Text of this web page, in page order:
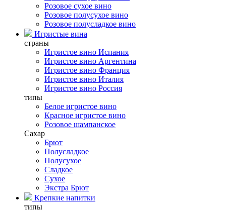
Розовое сухое вино
Розовое полусухое вино
Розовое полусладкое вино
Игристые вина
страны
Игристое вино Испания
Игристое вино Аргентина
Игристое вино Франция
Игристое вино Италия
Игристое вино Россия
типы
Белое игристое вино
Красное игристое вино
Розовое шампанское
Сахар
Брют
Полусладкое
Полусухое
Сладкое
Сухое
Экстра Брют
Крепкие напитки
типы